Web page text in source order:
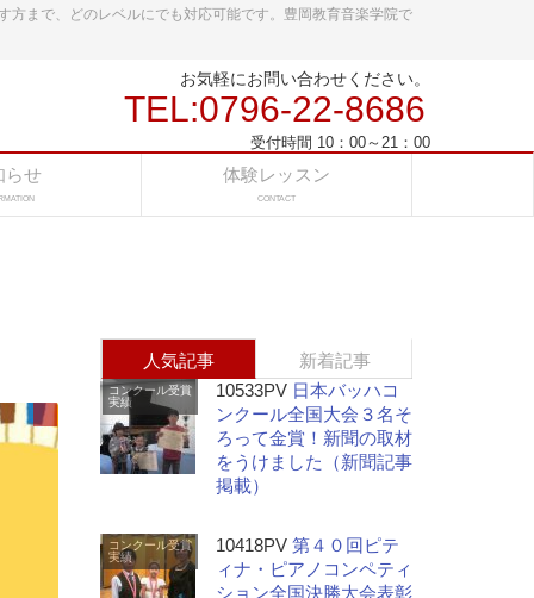
方まで、どのレベルにでも対応可能です。豊岡教育音楽学院で
お気軽にお問い合わせください。
TEL:0796-22-8686
受付時間 10：00～21：00
らせ 体験レッスン
CONTACT
人気記事 新着記事
コンクール受賞
実績
10533PV 日本バッハコ
ンクール全国大会３名そ
ろって金賞！新聞の取材
をうけました（新聞記事
掲載）
コンクール受賞
実績
10418PV 第４０回ピテ
ィナ・ピアノコンペティ
ション全国決勝大会表彰